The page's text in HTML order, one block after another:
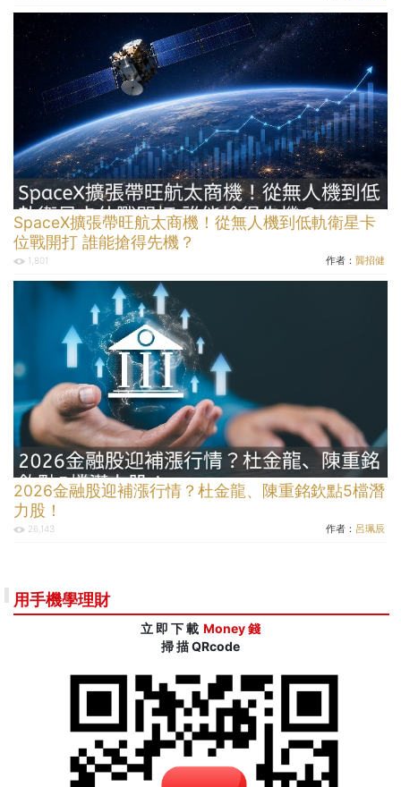
SpaceX擴張帶旺航太商機！從無人機到低軌衛星卡
位戰開打 誰能搶得先機？
1,801 作者： 龔招健
2026金融股迎補漲行情？杜金龍、陳重銘欽點5檔潛
力股！
26,143 作者： 呂珮辰
用手機學理財
立 即 下 載 Money 錢
掃 描 QRcode